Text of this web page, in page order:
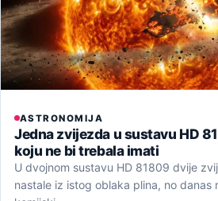
ASTRONOMIJA
Jedna zvijezda u sustavu HD
koju ne bi trebala imati
U dvojnom sustavu HD 81809 dvije
nastale iz istog oblaka plina, no danas